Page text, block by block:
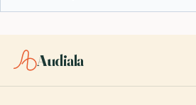
Audiala